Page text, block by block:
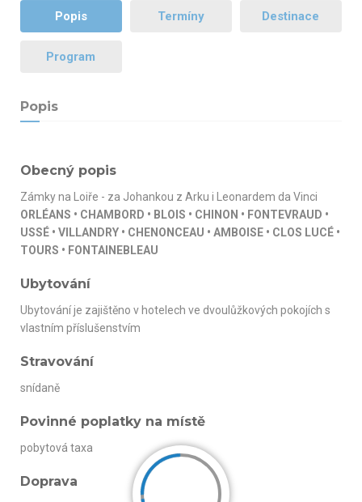
Popis Termíny Destinace
Program
Popis
Obecný popis
Zámky na Loiře - za Johankou z Arku i Leonardem da Vinci
ORLÉANS • CHAMBORD • BLOIS • CHINON • FONTEVRAUD •
USSÉ • VILLANDRY • CHENONCEAU • AMBOISE • CLOS LUCÉ •
TOURS • FONTAINEBLEAU
Ubytování
Ubytování je zajištěno v hotelech ve dvoulůžkových pokojích s
vlastním příslušenstvím
Stravování
snídaně
Povinné poplatky na místě
pobytová taxa
Doprava